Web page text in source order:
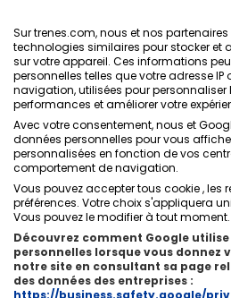
Qui sommes-
Sur trenes.com, nous et nos
technologies similaires pour stocker et
sur votre appareil. Ces informations
personnelles telles que votre adresse
navigation, utilisées pour personnaliser
performances et améliorer votre
Avec votre consentement, nous et
données personnelles pour vous
personnalisées en fonction de vos
comportement de navigation.
Vous pouvez accepter tous cookie , les
préférences. Votre choix s'appliquera
Vous pouvez le modifier à tout moment.
Découvrez comment Google
personnelles lorsque vous donnez
notre site en consultant sa page
des données des entreprises :
https://business.safety.google/